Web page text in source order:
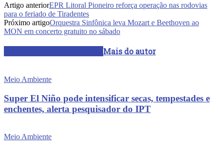
Artigo anteriorEPR Litoral Pioneiro reforça operação nas rodovias
para o feriado de Tiradentes
Próximo artigoOrquestra Sinfônica leva Mozart e Beethoven ao
MON em concerto gratuito no sábado
Mais do autor
Meio Ambiente
Super El Niño pode intensificar secas, tempestades e
enchentes, alerta pesquisador do IPT
Meio Ambiente